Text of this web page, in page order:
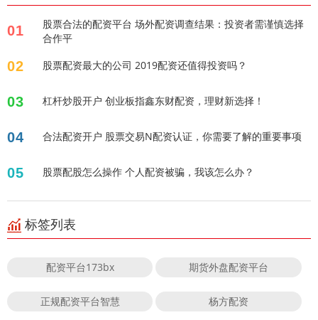
01
股票合法的配资平台 场外配资调查结果：投资者需谨慎选择
合作平
02 股票配资最大的公司 2019配资还值得投资吗？
03 杠杆炒股开户 创业板指鑫东财配资，理财新选择！
04 合法配资开户 股票交易N配资认证，你需要了解的重要事项
05 股票配股怎么操作 个人配资被骗，我该怎么办？
标签列表
配资平台173bx 期货外盘配资平台
正规配资平台智慧 杨方配资